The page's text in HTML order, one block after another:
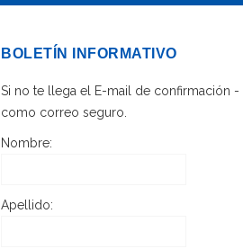
BOLETÍN INFORMATIVO
Si no te llega el E-mail de confirmación -
como correo seguro.
Nombre:
Apellido: